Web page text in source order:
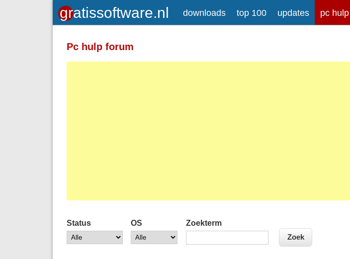
downloads top 100 updates pc hulp
Pc hulp forum
Status OS Zoekterm